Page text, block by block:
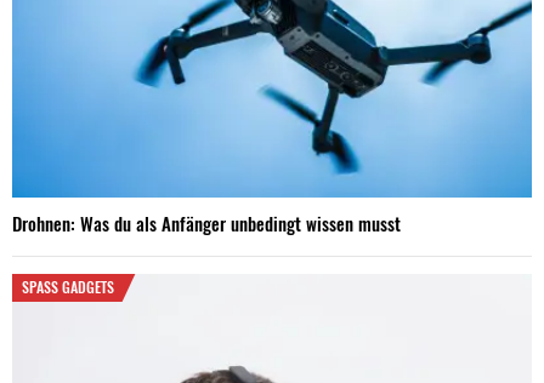
Drohnen: Was du als Anfänger unbedingt wissen musst
SPASS GADGETS